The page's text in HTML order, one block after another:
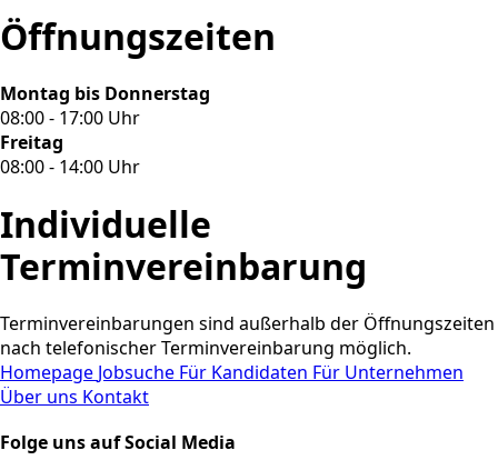
Öffnungszeiten
Montag bis Donnerstag
08:00 - 17:00 Uhr
Freitag
08:00 - 14:00 Uhr
Individuelle
Terminvereinbarung
Terminvereinbarungen sind außerhalb der Öffnungszeiten
nach telefonischer Terminvereinbarung möglich.
Homepage Jobsuche Für Kandidaten Für Unternehmen
Über uns Kontakt
Folge uns auf Social Media